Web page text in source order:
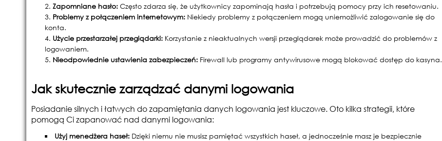
Zapomniane hasło:Często zdarza się, że użytkownicy zapominają hasła i potrzebują pomocy przy ich resetowaniu.
Problemy z połączeniem internetowym:Niekiedy problemy z połączeniem mogą uniemożliwić zalogowanie się do
konta.
Użycie przestarzałej przeglądarki:Korzystanie z nieaktualnych wersji przeglądarek może prowadzić do problemów z
logowaniem.
Nieodpowiednie ustawienia zabezpieczeń:Firewall lub programy antywirusowe mogą blokować dostęp do kasyna.
Jak skutecznie zarządzać danymi logowania
Posiadanie silnych i łatwych do zapamiętania danych logowania jest kluczowe. Oto kilka strategii, które
pomogą Ci zapanować nad danymi logowania:
Użyj menedżera haseł:Dzięki niemu nie musisz pamiętać wszystkich haseł, a jednocześnie masz je bezpiecznie